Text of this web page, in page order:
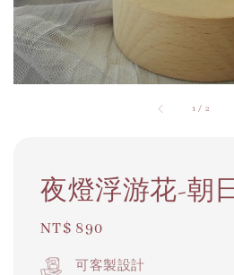
1 / 2
夜燈浮游花-朝
Regular
price
NT$ 890
可客製設計